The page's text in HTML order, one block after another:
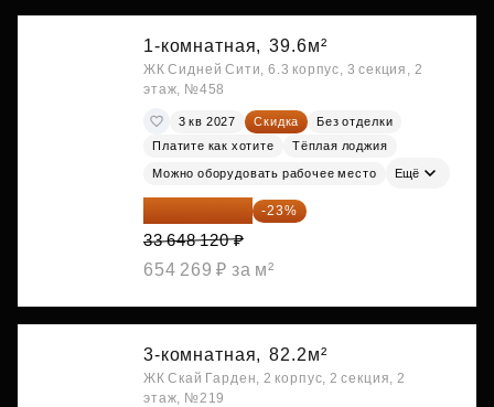
1-комнатная, 39.6м²
ЖК Сидней Сити, 6.3 корпус, 3 секция, 2
этаж, №458
3 кв 2027 Скидка
Без отделки
Платите как хотите
Тёплая лоджия
Можно оборудовать рабочее место Ещё
25 909 052 ₽ -23%
33 648 120 ₽
654 269 ₽ за м²
3-комнатная, 82.2м²
ЖК Скай Гарден, 2 корпус, 2 секция, 2
этаж, №219